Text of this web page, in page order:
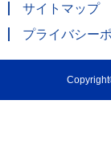
サイトマップ
プライバシー